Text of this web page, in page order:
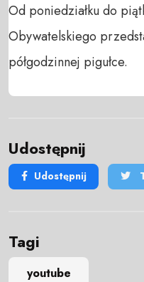
Od poniedziałku do
Obywatelskiego
półgodzinnej pigułce.
Udostępnij
Udostępnij
Tagi
youtube